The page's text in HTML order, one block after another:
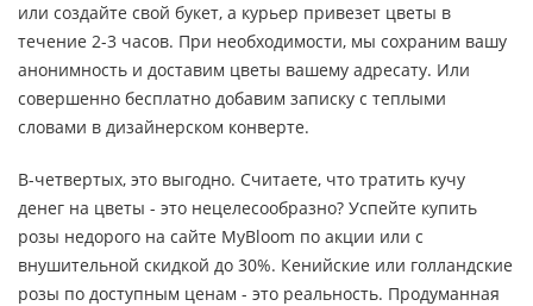
или создайте свой букет, а курьер привезет цветы в
течение 2-3 часов. При необходимости, мы сохраним вашу
анонимность и доставим цветы вашему адресату. Или
совершенно бесплатно добавим записку с теплыми
словами в дизайнерском конверте.
В-четвертых, это выгодно. Считаете, что тратить кучу
денег на цветы - это нецелесообразно? Успейте купить
розы недорого на сайте MyBloom по акции или с
внушительной скидкой до 30%. Кенийские или голландские
розы по доступным ценам - это реальность. Продуманная